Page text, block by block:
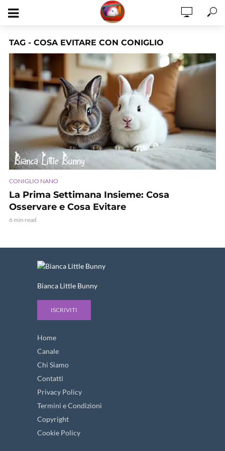
TAG - COSA EVITARE CON CONIGLIO
CONIGLIO NANO
La Prima Settimana Insieme: Cosa
Osservare e Cosa Evitare
6 min read
Bianca Little Bunny
ISCRIVITI
Home
Canale
Chi Siamo
Contatti
Privacy Policy
Termini e Condizioni
Copyright
Cookie Policy